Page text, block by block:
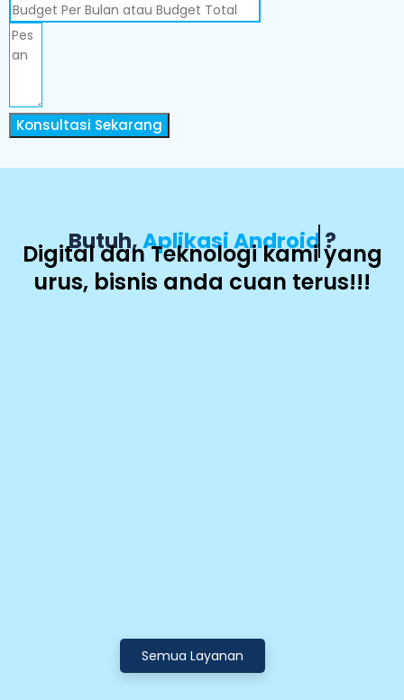
Konsultasi Sekarang
Butuh,Aplikasi Android ?
Digital dan Teknologi kami yang
urus, bisnis anda cuan terus!!!
Semua Layanan